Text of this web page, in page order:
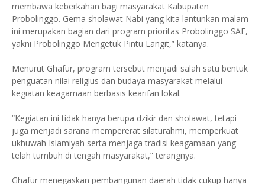
membawa keberkahan bagi masyarakat Kabupaten
Probolinggo. Gema sholawat Nabi yang kita lantunkan malam
ini merupakan bagian dari program prioritas Probolinggo SAE,
yakni Probolinggo Mengetuk Pintu Langit,” katanya.
Menurut Ghafur, program tersebut menjadi salah satu bentuk
penguatan nilai religius dan budaya masyarakat melalui
kegiatan keagamaan berbasis kearifan lokal.
“Kegiatan ini tidak hanya berupa dzikir dan sholawat, tetapi
juga menjadi sarana mempererat silaturahmi, memperkuat
ukhuwah Islamiyah serta menjaga tradisi keagamaan yang
telah tumbuh di tengah masyarakat,” terangnya.
Ghafur menegaskan pembangunan daerah tidak cukup hanya